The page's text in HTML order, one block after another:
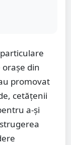
din
promovat
cetățenii
a-și